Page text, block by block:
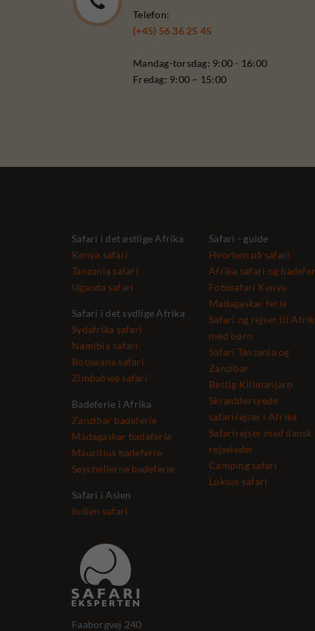
Telefon:
(+45) 56 36 25 45
Mandag-torsdag: 9:00 - 16:00
Fredag: 9:00 – 15:00
Safari i det østlige Afrika
Kenya safari
Tanzania safari
Uganda safari
Safari i det sydlige Afrika
Sydafrika safari
Namibia safari
Botswana safari
Zimbabwe safari
Badeferie i Afrika
Zanzibar badeferie
Madagaskar badeferie
Mauritius badeferie
Seychellerne badeferie
Safari i Asien
Indien safari
Safari - guide
Hvorhen på safari
Afrika safari og
Fotosafari Kenya
Madagaskar ferie
Safari og rejser til
med børn
Safari Tanzania og
Zanzibar
Bestig Kilimanjaro
Skræddersyede
safarirejser i Afrika
Safarirejser med dansk
rejseleder
Camping safari
Luksus safari
Faaborgvej 240